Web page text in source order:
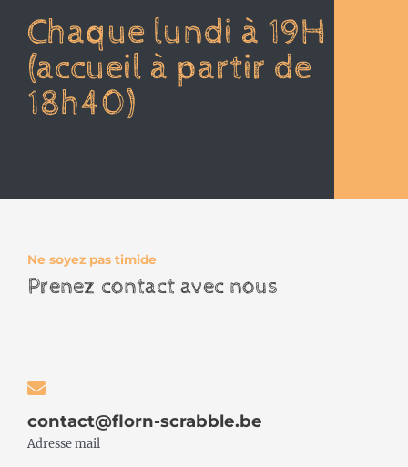
Chaque lundi à 19H
(accueil à partir de
18h40)
Ne soyez pas timide
Prenez contact avec nous
contact@florn-scrabble.be
Adresse mail